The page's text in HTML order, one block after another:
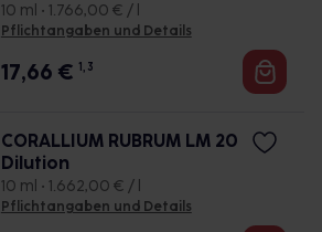
10 ml • 1.766,00 € / l
Pflichtangaben und Details
17,66 € 1, 3
CORALLIUM RUBRUM LM 20
Dilution
10 ml • 1.662,00 € / l
Pflichtangaben und Details